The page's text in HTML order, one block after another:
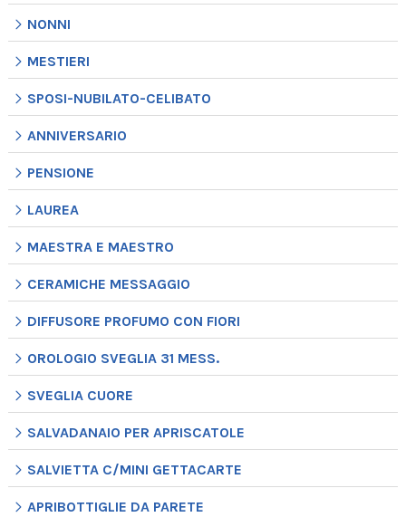
NONNI
MESTIERI
SPOSI-NUBILATO-CELIBATO
ANNIVERSARIO
PENSIONE
LAUREA
MAESTRA E MAESTRO
CERAMICHE MESSAGGIO
DIFFUSORE PROFUMO CON FIORI
OROLOGIO SVEGLIA 31 MESS.
SVEGLIA CUORE
SALVADANAIO PER APRISCATOLE
SALVIETTA C/MINI GETTACARTE
APRIBOTTIGLIE DA PARETE